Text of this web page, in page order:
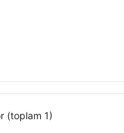
(toplam 1)